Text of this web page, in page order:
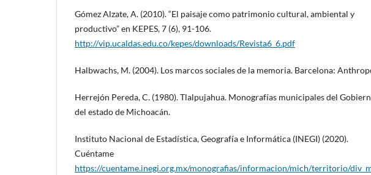
Gómez Alzate, A. (2010). “El paisaje como patrimonio cultural, ambiental y
productivo” en KEPES, 7 (6), 91-106.
http://vip.ucaldas.edu.co/kepes/downloads/Revista6_6.pdf
Halbwachs, M. (2004). Los marcos sociales de la memoria. Barcelona:
Herrejón Pereda, C. (1980). Tlalpujahua. Monografías municipales del
del estado de Michoacán.
Instituto Nacional de Estadística, Geografía e Informática (INEGI) (2020).
Cuéntame
https://cuentame.inegi.org.mx/monografias/informacion/mich/territorio/